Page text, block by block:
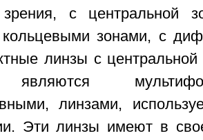
зрения, с центральной
зонами, с
линзы с
являются
линзами,
Эти линзы имеют в